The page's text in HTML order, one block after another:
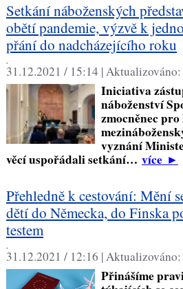
Setkání náboženských
obětí pandemie, výzvě k
přání do nadcházejícího roku
,
31.12.2021 / 15:14 |Aktualizováno:
Iniciativa
náboženství
zmocněnec
vyznání
věcí uspořádali setkání… více►
Přehledně k cestování: Mění
dětí do Německa, do Finska
testem
,
31.12.2021 / 12:16 |Aktualizováno:
Přinášíme